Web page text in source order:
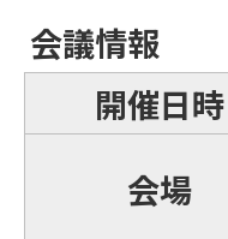
会議情報
開催日時
会場